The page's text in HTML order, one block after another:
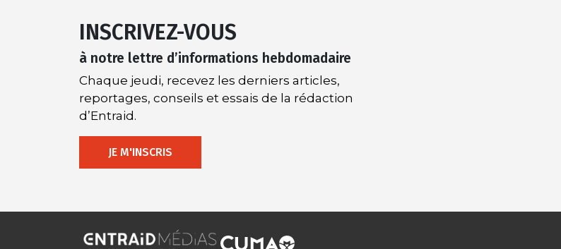
INSCRIVEZ-VOUS
à notre lettre d’informations hebdomadaire
Chaque jeudi, recevez les derniers articles,
reportages, conseils et essais de la rédaction
d’Entraid.
JE M'INSCRIS